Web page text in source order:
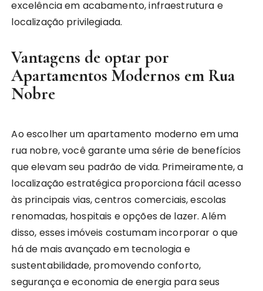
excelência em acabamento, infraestrutura e
localização privilegiada.
Vantagens de optar por
Apartamentos Modernos em Rua
Nobre
Ao escolher um apartamento moderno em uma
rua nobre, você garante uma série de benefícios
que elevam seu padrão de vida. Primeiramente, a
localização estratégica proporciona fácil acesso
às principais vias, centros comerciais, escolas
renomadas, hospitais e opções de lazer. Além
disso, esses imóveis costumam incorporar o que
há de mais avançado em tecnologia e
sustentabilidade, promovendo conforto,
segurança e economia de energia para seus